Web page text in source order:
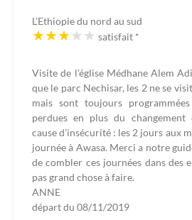
L'Ethiopie du nord au sud
satisfait *
Visite de l'église Médhane Alem
que le parc Nechisar, les 2 ne se
mais sont toujours
perdues en plus du
cause d'insécurité : les 2 jours aux
journée à Awasa. Merci a notre
de combler ces journées dans des
pas grand chose à faire.
ANNE
départ du 08/11/2019